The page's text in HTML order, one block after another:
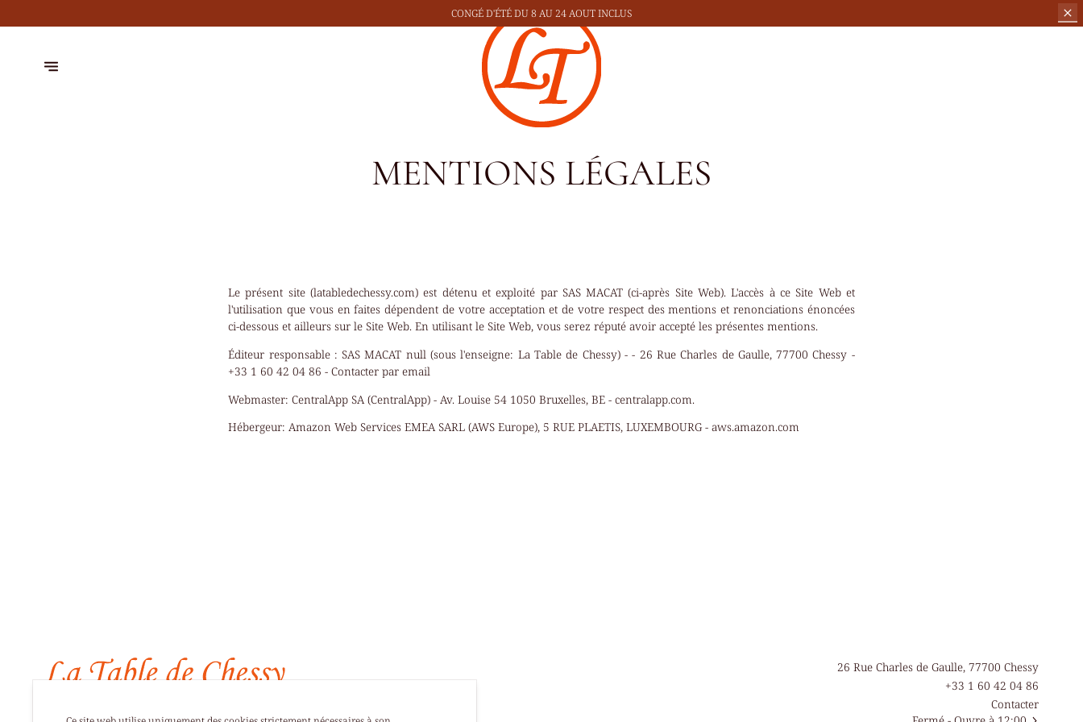
CONGÉ D'ÉTÉDU 8 AU 24 AOUT INCLUS
MENTIONS LÉGALES
Le présent site (latabledechessy.com) est détenu et exploité par SAS MACAT (ci-après Site Web). L'accès à ce Site Web et
l'utilisation que vous en faites dépendent de votre acceptation et de votre respect des mentions et renonciations énoncées
ci-dessous et ailleurs sur le Site Web. En utilisant le Site Web, vous serez réputé avoir accepté les présentes mentions.
Éditeur responsable : SAS MACAT null (sous l'enseigne: La Table de Chessy) - - 26 Rue Charles de Gaulle, 77700 Chessy -
+33 1 60 42 04 86 -Contacter par email
Webmaster:CentralApp SA (CentralApp) - Av. Louise 54 1050 Bruxelles, BE - centralapp.com.
Hébergeur:Amazon Web Services EMEA SARL (AWS Europe), 5 RUE PLAETIS, LUXEMBOURG - aws.amazon.com
26 Rue Charles de Gaulle, 77700 Chessy
+33 1 60 42 04 86
Contacter